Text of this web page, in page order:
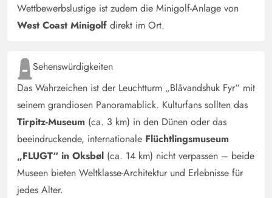
Tolles Haus mit sehr bequemen Betten. Nett eingerichtet
und für Hundebesitzer sehr interessant, da das
gefallen
Elli Reichwald
Danmark
KI Übersetzt (Original anzeigen)
3.5 von 5
3.5 von 5
3.5 out of 5
30/12/2024
Das Ferienhaus an sich ist gemütlich, aber es gibt einige
kleine Mängel, die man nicht ignorieren kann.
Response from Esmark:
Wettbewerbslustige ist zudem die Minigolf-Anlage von
West Coast Minigolf direkt im Ort.
Sehenswürdigkeiten
Das Wahrzeichen ist der Leuchtturm „Blåvandshuk Fyr“ mit
seinem grandiosen Panoramablick. Kulturfans sollten das
Tirpitz-Museum (ca. 3 km) in den Dünen oder das
beeindruckende, internationale Flüchtlingsmuseum
„FLUGT“ in Oksbøl (ca. 14 km) nicht verpassen – beide
Museen bieten Weltklasse-Architektur und Erlebnisse für
jedes Alter.